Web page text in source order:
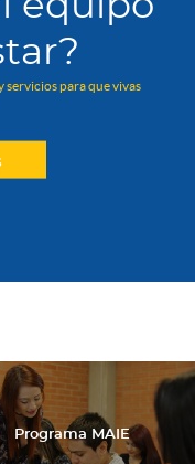
servicios para que vivas
Programa MAIE